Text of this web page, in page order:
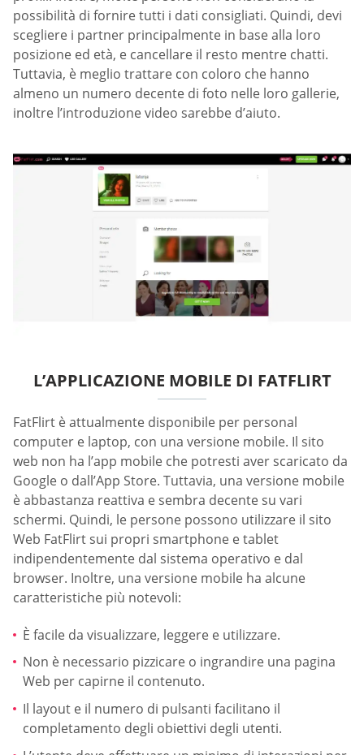
possibilità di fornire tutti i dati consigliati. Quindi, devi
scegliere i partner principalmente in base alla loro
posizione ed età, e cancellare il resto mentre chatti.
Tuttavia, è meglio trattare con coloro che hanno
almeno un numero decente di foto nelle loro gallerie,
inoltre l’introduzione video sarebbe d’aiuto.
L’APPLICAZIONE MOBILE DI FATFLIRT
FatFlirt è attualmente disponibile per personal
computer e laptop, con una versione mobile. Il sito
web non ha l’app mobile che potresti aver scaricato da
Google o dall’App Store. Tuttavia, una versione mobile
è abbastanza reattiva e sembra decente su vari
schermi. Quindi, le persone possono utilizzare il sito
Web FatFlirt sui propri smartphone e tablet
indipendentemente dal sistema operativo e dal
browser. Inoltre, una versione mobile ha alcune
caratteristiche più notevoli:
È facile da visualizzare, leggere e utilizzare.
Non è necessario pizzicare o ingrandire una pagina
Web per capirne il contenuto.
Il layout e il numero di pulsanti facilitano il
completamento degli obiettivi degli utenti.